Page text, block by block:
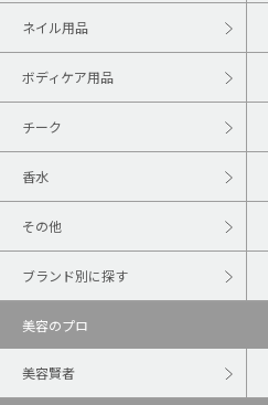
ネイル用品
ボディケア用品
チーク
香水
その他
ブランド別に探す
美容のプロ
美容賢者